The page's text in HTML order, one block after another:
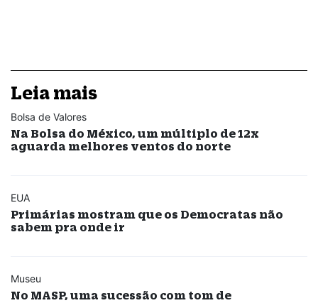
Leia mais
Bolsa de Valores
Na Bolsa do México, um múltiplo de 12x
aguarda melhores ventos do norte
EUA
Primárias mostram que os Democratas não
sabem pra onde ir
Museu
No MASP, uma sucessão com tom de